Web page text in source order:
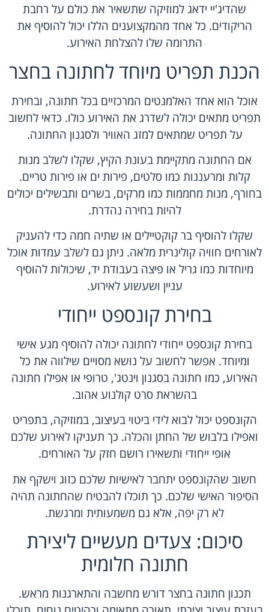
שהדיג'יי ידאג למוזיקה שתשאיר את כולם על רחבת
הריקודים. כל אחד מהמקצוענים הללו יכול להוסיף את
התרומה שלו להצלחת האירוע.
הכנת תפריט מיוחד לחתונה בחצר
אוכל הוא אחד האלמנטים המרכזיים בכל חתונה, ובחירת
תפריט מתאים יכולה לשדרג את האירוע כולו. כדאי לחשוב
על תפריט שמתאים למזג האוויר ולסגנון החתונה.
אם החתונה מתקיימת בעונת הקיץ, שקלו לשלב מנות
קלות ומרעננות כמו סלטים, פירות ים או פירות טריים.
בחורף, מנות מחממות כמו מרקים, בשרים ותבשילים יכולים
להיות בחירה נהדרת.
שקלו להוסיף בר קוקטיילים או שתיה חמה כדי להעניק
לאורחים חוויה קולינרית מלאה. ניתן גם לשלב עמדות אוכל
מיוחדות כמו גריל או פיצה בעבודת יד, שיכולות להוסיף
עניין ושעשוע לאירוע.
בחירת קונספט ייחודי
בחירת קונספט ייחודי לחתונה יכולה להוסיף מגע אישי
ומיוחד. אפשר לחשוב על נושא מסויים שילווה את כל
האירוע, כמו חתונה בסגנון וינטג', טרופי או אפילו חתונה
בהשראת סרט קולנוע אהוב.
הקונספט יכול לבוא לידי ביטוי בעיצוב, במוזיקה, בתפריט
ואפילו בלבוש של החתן והכלה. כך תעניקו לאירוע שלכם
אופי ייחודי ותשאירו רושם חזק על האורחים.
חשוב שהקונספט יתחבר לאישיות שלכם כזוג וישקף את
הסיפור האישי שלכם. כך תוכלו להבטיח שהחתונה תהיה
לא רק יפה, אלא גם משמעותית ומרגשת.
סיכום: צעדים מעשיים ליצירת
חתונה חלומית
תכנון חתונה בחצר דורש מחשבה והתארגנות מראש.